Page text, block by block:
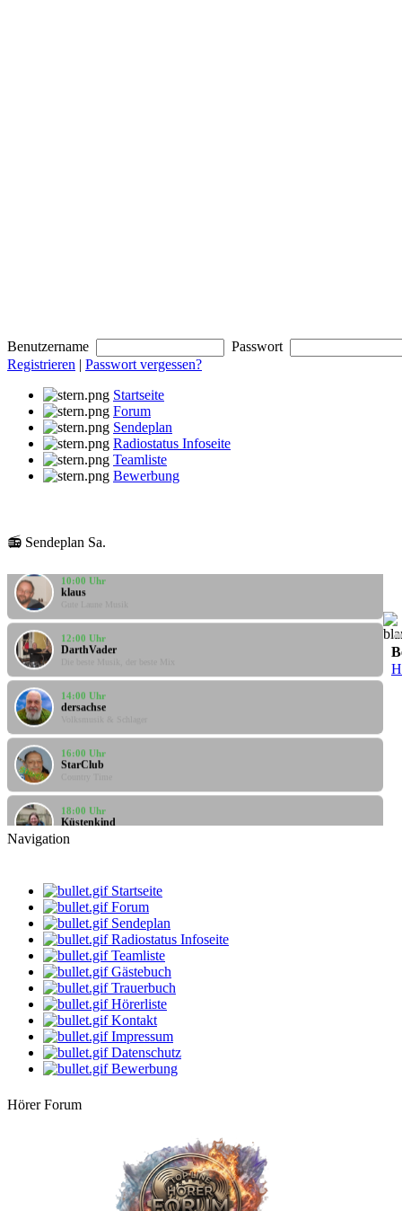
Benutzername
Passwort
Registrieren | Passwort vergessen?
Startseite
Forum
Sendeplan
Radiostatus Infoseite
Teamliste
Bewerbung
📻 Sendeplan Sa.
Gute Laune Musik
klaus
Gute Laune Musik
12:00 Uhr
DarthVader
Die beste Musik, der beste Mix
14:00 Uhr
dersachse
Volksmusik & Schlager
16:00 Uhr
StarClub
Country Time
18:00 Uhr
Küstenkind
bunte Musikbox
08:00 Uhr
klaus
Gute Laune Musik
10:00 Uhr
klaus
Gute Laune Musik
12:00 Uhr
DarthVader
Die beste Musik, der beste Mix
Volksmusik & Schlager
Navigation
Startseite
Forum
Sendeplan
Radiostatus Infoseite
Teamliste
Gästebuch
Trauerbuch
Hörerliste
Kontakt
Impressum
Datenschutz
Bewerbung
Hörer Forum